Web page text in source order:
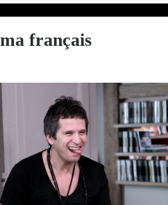
français